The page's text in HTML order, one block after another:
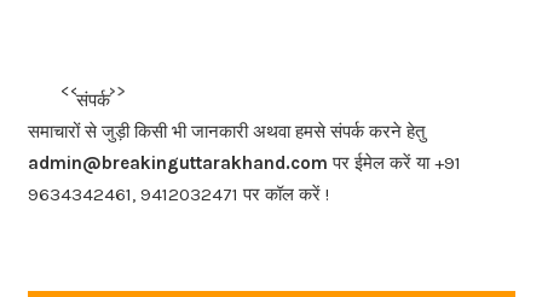
b
o
o
k
संपर्क
समाचारों से जुड़ी किसी भी जानकारी अथवा हमसे संपर्क करने हेतु
admin@breakinguttarakhand.com पर ईमेल करें या +91
9634342461, 9412032471 पर कॉल करें !